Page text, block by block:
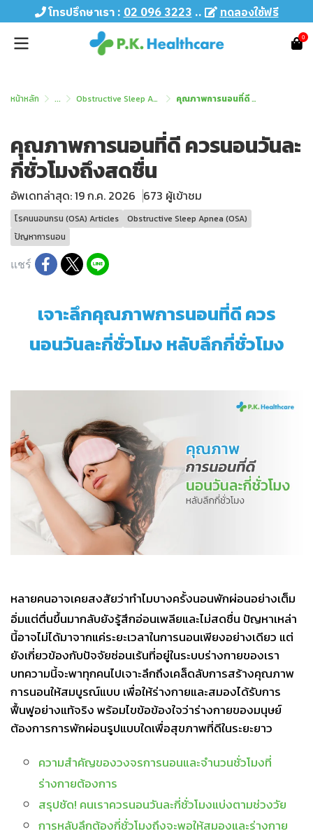
โทรปรึกษาเรา :02 096 3223.. ทดลองใช้ฟรี
0
หน้าหลัก ... Obstructive Sleep Apnea (OSA) คุณภาพการนอนที่ดี ควรนอนวันละกี่ชั่วโมงถึงสดชื่น
คุณภาพการนอนที่ดี ควรนอนวันละ
กี่ชั่วโมงถึงสดชื่น
อัพเดทล่าสุด: 19 ก.ค. 2026 673 ผู้เข้าชม
โรคนนอนกรน (OSA) Articles
Obstructive Sleep Apnea (OSA)
ปัญหาการนอน
แชร์
เจาะลึกคุณภาพการนอนที่ดี ควร
นอนวันละกี่ชั่วโมง หลับลึกกี่ชั่วโมง
หลายคนอาจเคยสงสัยว่าทำไมบางครั้งนอนพักผ่อนอย่างเต็ม
อิ่มแต่ตื่นขึ้นมากลับยังรู้สึกอ่อนเพลียและไม่สดชื่น ปัญหาเหล่า
นี้อาจไม่ได้มาจากแค่ระยะเวลาในการนอนเพียงอย่างเดียว แต่
ยังเกี่ยวข้องกับปัจจัยซ่อนเร้นที่อยู่ในระบบร่างกายของเรา
บทความนี้จะพาทุกคนไปเจาะลึกถึงเคล็ดลับการสร้างคุณภาพ
การนอนให้สมบูรณ์แบบ เพื่อให้ร่างกายและสมองได้รับการ
ฟื้นฟูอย่างแท้จริง พร้อมไขข้อข้องใจว่าร่างกายของมนุษย์
ต้องการการพักผ่อนรูปแบบใดเพื่อสุขภาพที่ดีในระยะยาว
ความสำคัญของวงจรการนอนและจำนวนชั่วโมงที่
ร่างกายต้องการ
สรุปชัด! คนเราควรนอนวันละกี่ชั่วโมงแบ่งตามช่วงวัย
การหลับลึกต้องกี่ชั่วโมงถึงจะพอให้สมองและร่างกาย